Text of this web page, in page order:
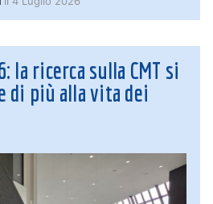
la ricerca sulla CMT si
di più alla vita dei